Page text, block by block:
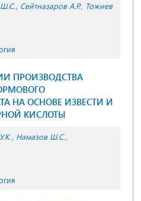
Сейтназаров А.Р. Тожиев
ПРОИЗВОДСТВА
НА ОСНОВЕ ИЗВЕСТИ И
КИСЛОТЫ
Намазов Ш.С.